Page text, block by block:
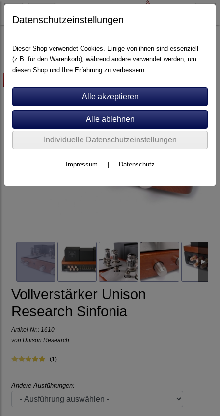
Artikel nach Marken P - Z Unison Research
Vollverstärker Unison
Research Sinfonia
Artikel-Nr.: 1610
von Unison Research
(1)
Andere Ausführungen:
Datenschutzeinstellungen
Dieser Shop verwendet Cookies. Einige von ihnen sind essenziell
(z.B. für den Warenkorb), während andere verwendet werden, um
diesen Shop und Ihre Erfahrung zu verbessern.
Individuelle Datenschutzeinstellungen
Impressum Datenschutz